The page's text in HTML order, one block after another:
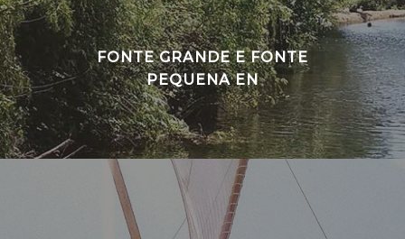
FONTE GRANDE E FONTE
PEQUENA EN